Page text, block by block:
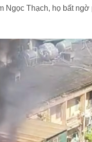
Ngọc Thạch, họ bất ngờ